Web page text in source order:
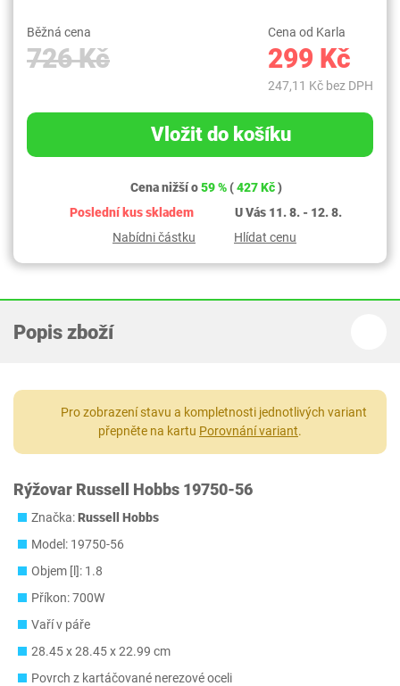
Běžná cena
726 Kč
Cena od Karla
299 Kč
247,11 Kč bez DPH
Vložit do košíku
Cena nižší o59 %(427 Kč)
Poslední kus skladem
U Vás 11. 8. - 12. 8.
Nabídni částku
Hlídat cenu
Popis zboží
Pro zobrazení stavu a kompletnosti jednotlivých variant
přepněte na kartu Porovnání variant.
Rýžovar Russell Hobbs 19750-56
Značka:Russell Hobbs
Model: 19750-56
Objem [l]: 1.8
Příkon: 700W
Vaří v páře
28.45 x 28.45 x 22.99 cm
Povrch z kartáčované nerezové oceli